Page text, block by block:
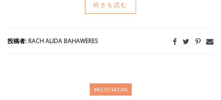
続きを読む
投稿者: RACH ALIDA BAHAWERES
#KESEHATAN